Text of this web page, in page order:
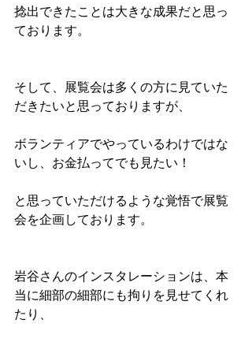
捻出できたことは大きな成果だと思っ
ております。
そして、展覧会は多くの方に見ていた
だきたいと思っておりますが、
ボランティアでやっているわけではな
いし、お金払ってでも見たい！
と思っていただけるような覚悟で展覧
会を企画しております。
岩谷さんのインスタレーションは、本
当に細部の細部にも拘りを見せてくれ
たり、